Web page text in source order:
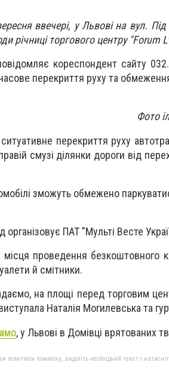
ввечері, у Львові на вул.
річниці торгового центру "Forum
кореспондент сайту
перекриття руху та
Фото
перекриття руху
смузі ділянки дороги від
зможуть обмежено
організовує ПАТ "Мульті Весте
місця проведення безкоштовного
й смітники.
на площі перед торговим
Наталія Могилевська та
, у Львові в Домівці врятованих
помітили помилку, виділіть необхідний текст і